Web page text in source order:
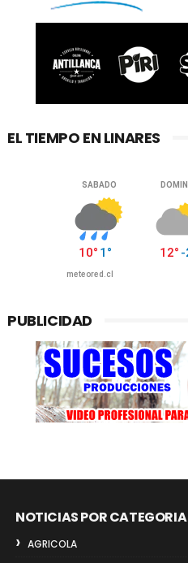
EL TIEMPO EN LINARES
PUBLICIDAD
NOTICIAS POR CATEGORIA
AGRICOLA